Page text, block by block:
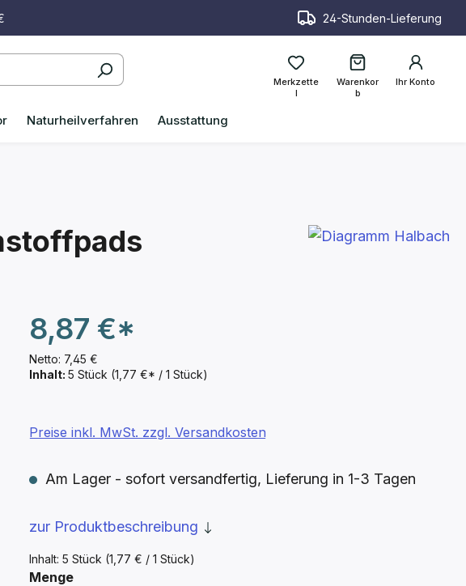
24-Stunden-Lieferung
Merkzette
l
Ihr Konto
Warenkor
b
Naturheilverfahren Ausstattung
Netto: 7,45 €
8,87 €*
Inhalt: 5 Stück (1,77 €* / 1 Stück)
Inhalt: 5 Stück (1,77 € / 1 Stück)
Preise inkl. MwSt. zzgl. Versandkosten
Am Lager - sofort versandfertig, Lieferung in 1-3 Tagen
zur Produktbeschreibung
Mengeauswählen